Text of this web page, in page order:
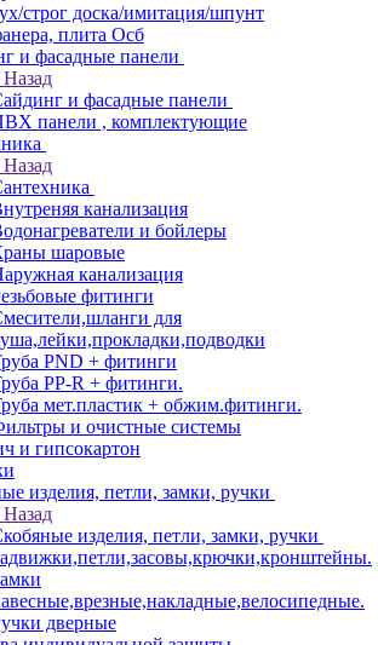
строг доска/имитация/шпунт
плита Осб
и фасадные панели
Назад
и фасадные панели
панели , комплектующие
Назад
канализация
и бойлеры
шаровые
канализация
фитинги
для
PND + фитинги
PP-R + фитинги.
мет.пластик + обжим.фитинги.
и очистные системы
и гипсокартон
изделия, петли, замки, ручки
Назад
изделия, петли, замки, ручки
дверные